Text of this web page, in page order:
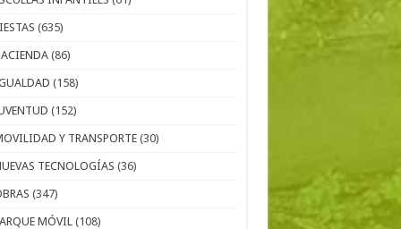
(635)
(86)
(158)
(152)
Y TRANSPORTE (30)
TECNOLOGÍAS (36)
(347)
MÓVIL (108)